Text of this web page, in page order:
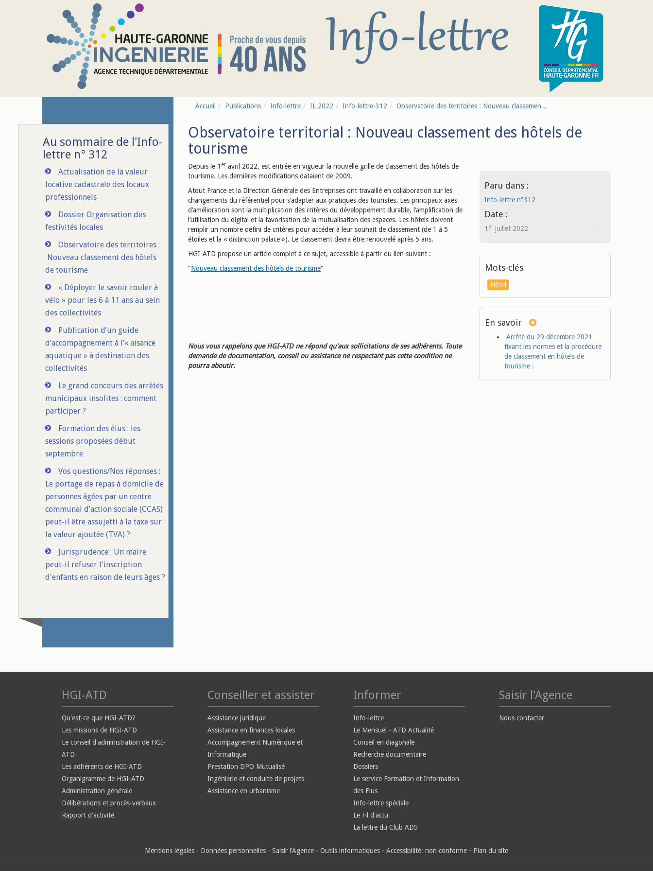
Au sommaire de l'Info-
lettre n° 312
Actualisation de la valeur
locative cadastrale des locaux
professionnels
Dossier Organisation des
festivités locales
Observatoire des territoires :
Nouveau classement des hôtels
de tourisme
« Déployer le savoir rouler à
vélo » pour les 6 à 11 ans au sein
des collectivités
Publication d’un guide
d’accompagnement à l’« aisance
aquatique » à destination des
collectivités
Le grand concours des arrêtés
municipaux insolites : comment
participer ?
Formation des élus : les
sessions proposées début
septembre
Vos questions/Nos réponses :
Le portage de repas à domicile de
personnes âgées par un centre
communal d’action sociale (CCAS)
peut-il être assujetti à la taxe sur
la valeur ajoutée (TVA) ?
Jurisprudence : Un maire
peut-il refuser l'inscription
d'enfants en raison de leurs âges ?
Accueil Publications Info-lettre IL 2022 Info-lettre-312 Observatoire des territoires : Nouveau classemen...
Observatoire territorial : Nouveau classement des hôtels de
tourisme
Depuis le 1 er avril 2022, est entrée en vigueur la nouvelle grille de classement des hôtels de
tourisme. Les dernières modifications dataient de 2009.
Atout France et la Direction Générale des Entreprises ont travaillé en collaboration sur les
changements du référentiel pour s’adapter aux pratiques des touristes. Les principaux axes
d’amélioration sont la multiplication des critères du développement durable, l’amplification de
l’utilisation du digital et la favorisation de la mutualisation des espaces. Les hôtels doivent
remplir un nombre défini de critères pour accéder à leur souhait de classement (de 1 à 5
étoiles et la « distinction palace »). Le classement devra être renouvelé après 5 ans.
HGI-ATD propose un article complet à ce sujet, accessible à partir du lien suivant :
"Nouveau classement des hôtels de tourisme"
Nous vous rappelons que HGI-ATD ne répond qu'aux sollicitations de ses adhérents. Toute
demande de documentation, conseil ou assistance ne respectant pas cette condition ne
pourra aboutir.
Paru dans :
Info-lettre n°312
Date :
1 erjuillet 2022
Mots-clés
Hôtel
En savoir
Arrêté du 29 décembre 2021
fixant les normes et la procédure
de classement en hôtels de
tourisme :
HGI-ATD
Qu'est-ce que HGI-ATD?
Les missions de HGI-ATD
Le conseil d'administration de HGI-
ATD
Les adhérents de HGI-ATD
Organigramme de HGI-ATD
Administration générale
Délibérations et procès-verbaux
Rapport d'activité
Conseiller et assister
Assistance juridique
Assistance en finances locales
Accompagnement Numérique et
Informatique
Prestation DPO Mutualisé
Ingénierie et conduite de projets
Assistance en urbanisme
Informer
Info-lettre
Le Mensuel - ATD Actualité
Conseil en diagonale
Recherche documentaire
Dossiers
Le service Formation et Information
des Elus
Info-lettre spéciale
Le Fil d'actu
La lettre du Club ADS
Saisir l'Agence
Nous contacter
Mentions légales - Données personnelles - Saisir l'Agence - Outils informatiques - Accessibilité: non conforme - Plan du site